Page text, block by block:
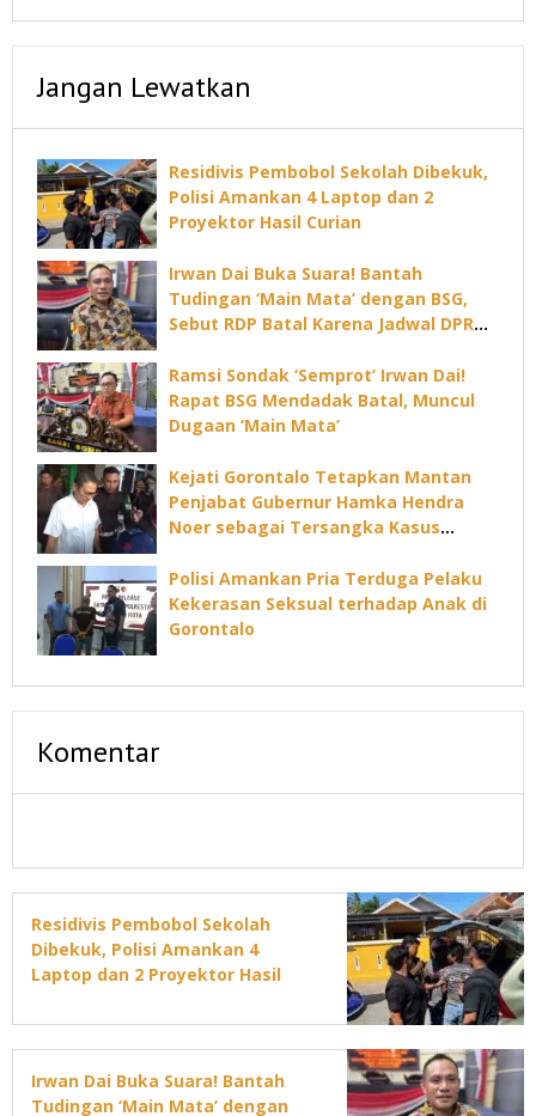
Jangan Lewatkan
Residivis Pembobol Sekolah Dibekuk,
Polisi Amankan 4 Laptop dan 2
Proyektor Hasil Curian
Irwan Dai Buka Suara! Bantah
Tudingan ‘Main Mata’ dengan BSG,
Sebut RDP Batal Karena Jadwal DPRD
Ramsi Sondak ‘Semprot’ Irwan Dai!
Rapat BSG Mendadak Batal, Muncul
Dugaan ‘Main Mata’
Kejati Gorontalo Tetapkan Mantan
Penjabat Gubernur Hamka Hendra
Noer sebagai Tersangka Kasus
Polisi Amankan Pria Terduga Pelaku
Kekerasan Seksual terhadap Anak di
Gorontalo
Komentar
Residivis Pembobol Sekolah
Dibekuk, Polisi Amankan 4
Laptop dan 2 Proyektor Hasil
Irwan Dai Buka Suara! Bantah
Tudingan ‘Main Mata’ dengan